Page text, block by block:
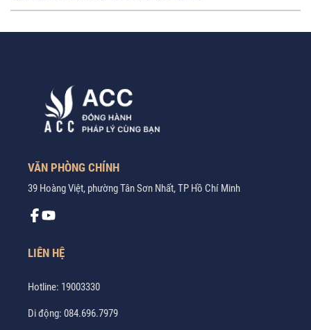
VĂN PHÒNG CHÍNH
39 Hoàng Việt, phường Tân Sơn Nhất, TP Hồ Chí Minh
LIÊN HỆ
Hotline: 19003330
Di động: 084.696.7979